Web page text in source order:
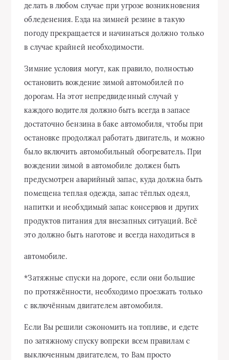
делать в любом случае при угрозе возникновения
обледенения. Езда на зимней резине в такую
погоду прекращается и начинаться должно только
в случае крайней необходимости.
Зимние условия могут, как правило, полностью
остановить вождение зимой автомобилей по
дорогам. На этот непредвиденный случай у
каждого водителя должно быть всегда в запасе
достаточно бензина в баке автомобиля, чтобы при
остановке продолжал работать двигатель, и можно
было включить автомобильный обогреватель. При
вождении зимой в автомобиле должен быть
предусмотрен аварийный запас, куда должна быть
помещена теплая одежда, запас тёплых одеял,
напитки и необхдимый запас консервов и других
продуктов питания для внезапных ситуаций. Всё
это должно быть наготове и всегда находиться в
автомобиле.
*Затяжные спуски на дороге, если они большие
по протяжённости, необходимо проезжать только
с включённым двигателем автомобиля.
Если Вы решили сэкономить на топливе, и едете
по затяжному спуску вопреки всем правилам с
выключенным двигателем, то Вам просто